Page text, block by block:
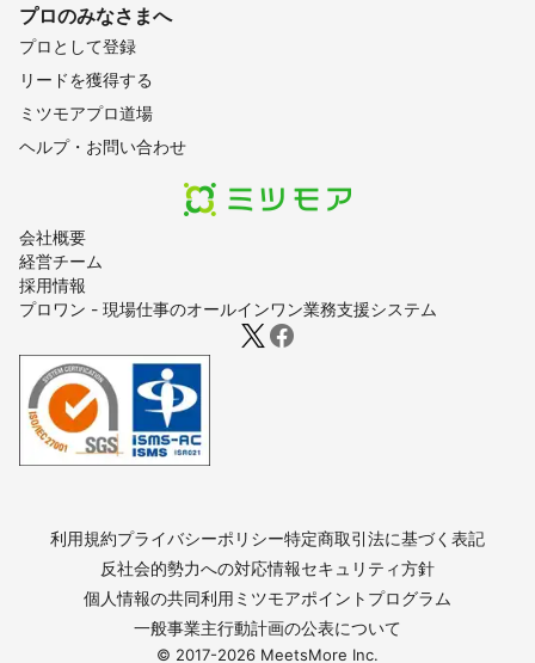
会社概要
経営チーム
採用情報
プロワン - 現場仕事のオールインワン業務支援システム
プロのみなさまへ
プロとして登録
リードを獲得する
ミツモアプロ道場
ヘルプ・お問い合わせ
利用規約プライバシーポリシー特定商取引法に基づく表記
反社会的勢力への対応情報セキュリティ方針
個人情報の共同利用 ミツモアポイントプログラム
一般事業主行動計画の公表について
© 2017-2026 MeetsMore Inc.